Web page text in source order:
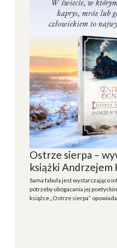
Ostrze sierpa –
książki Andrzejem
Sama fabuła jest wystarczająco
potrzeby ubogacania jej
książce „Ostrze sierpa”